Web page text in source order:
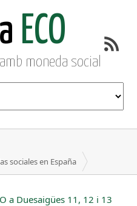
ECO
moneda social
sociales en España
a Duesaigües 11, 12 i 13